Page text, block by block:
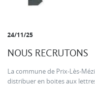
24/11/25
NOUS RECRUTONS
La commune de Prix-Lès-
distribuer en boites aux